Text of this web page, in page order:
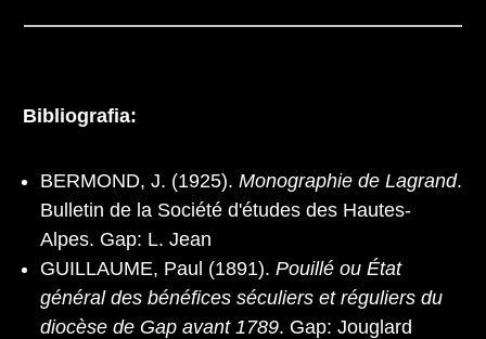
Bibliografia:
BERMOND, J. (1925). Monographie de Lagrand.
Bulletin de la Société d'études des Hautes-
Alpes. Gap: L. Jean
GUILLAUME, Paul (1891). Pouillé ou État
général des bénéfices séculiers et réguliers du
diocèse de Gap avant 1789. Gap: Jouglard